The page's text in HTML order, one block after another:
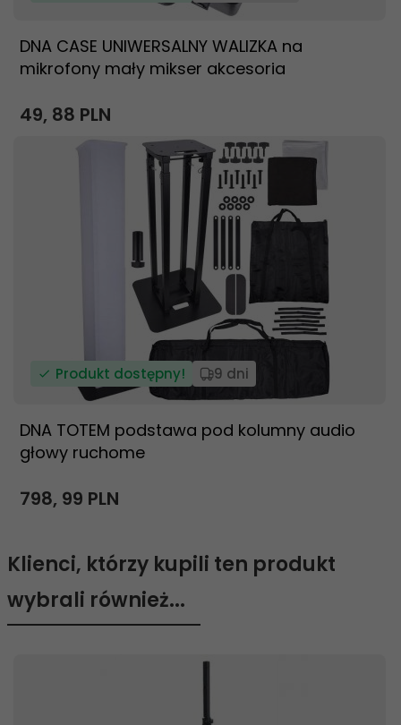
DNA CASE UNIWERSALNY WALIZKA na
mikrofony mały mikser akcesoria
49, 88 PLN
Produkt dostępny! 9 dni
DNA TOTEM podstawa pod kolumny audio
głowy ruchome
798, 99 PLN
Klienci, którzy kupili ten produkt
wybrali również...